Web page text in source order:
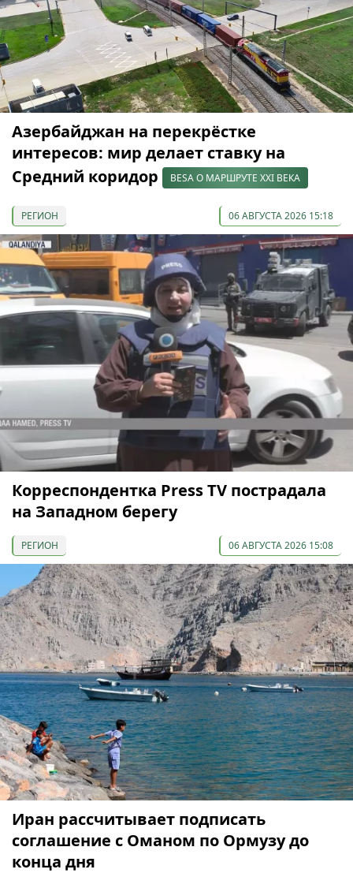
Азербайджан на перекрёстке
интересов: мир делает ставку на
Средний коридор
BESA О МАРШРУТЕ XXI ВЕКА
РЕГИОН 06 АВГУСТА 2026 15:18
Корреспондентка Press TV пострадала
на Западном берегу
РЕГИОН 06 АВГУСТА 2026 15:08
Иран рассчитывает подписать
соглашение с Оманом по Ормузу до
конца дня